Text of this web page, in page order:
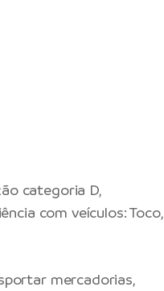
categoria D,
com veículos: Toco,
mercadorias,